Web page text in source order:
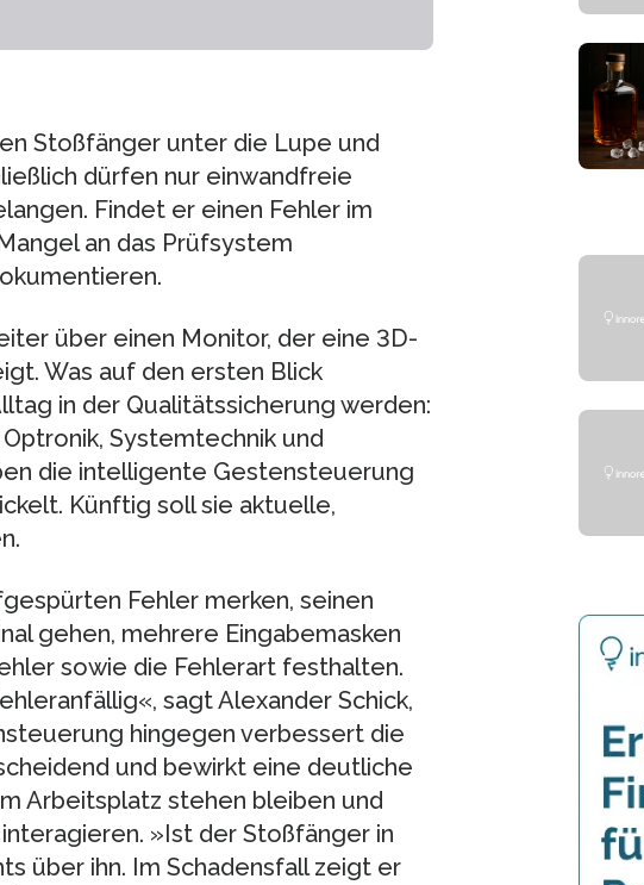
Stoßfänger unter die Lupe und
dürfen nur einwandfreie
Findet er einen Fehler im
an das Prüfsystem
über einen Monitor, der eine 3D-
Was auf den ersten Blick
in der Qualitätssicherung werden:
Systemtechnik und
die intelligente Gestensteuerung
Künftig soll sie aktuelle,
Fehler merken, seinen
gehen, mehrere Eingabemasken
sowie die Fehlerart festhalten.
sagt Alexander Schick,
hingegen verbessert die
und bewirkt eine deutliche
Arbeitsplatz stehen bleiben und
»Ist der Stoßfänger in
über ihn. Im Schadensfall zeigt er